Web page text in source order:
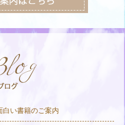
白い書籍のご案内